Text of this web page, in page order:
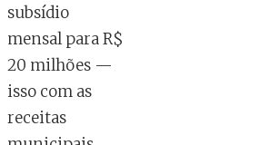
subsídio
mensal para R$
20 milhões —
isso com as
receitas